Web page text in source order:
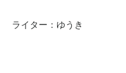
ライター：ゆうき